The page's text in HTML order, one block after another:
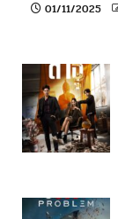
01/11/2025